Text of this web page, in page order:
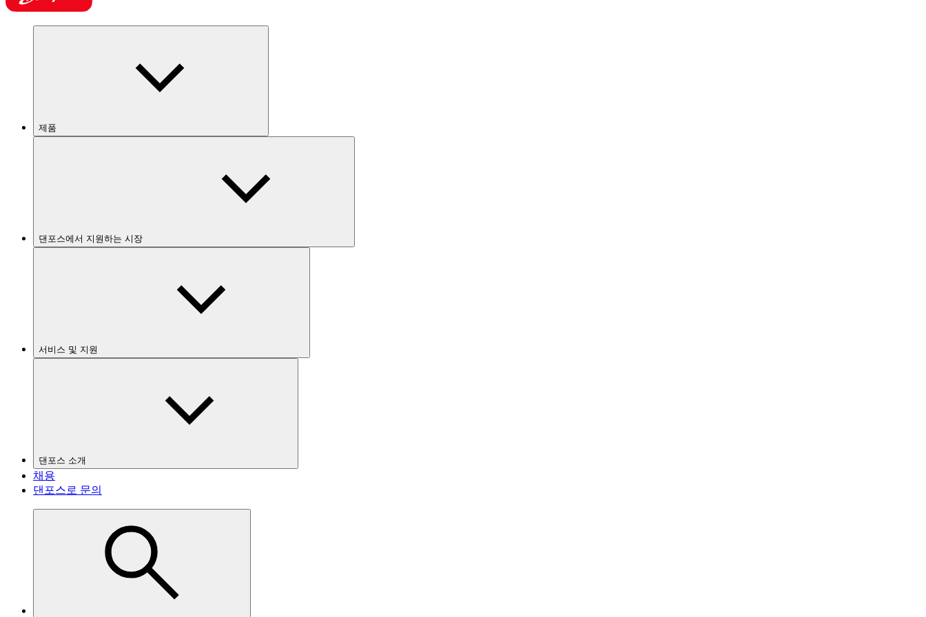
제품
댄포스에서 지원하는 시장
서비스 및 지원
댄포스 소개
채용
댄포스로 문의